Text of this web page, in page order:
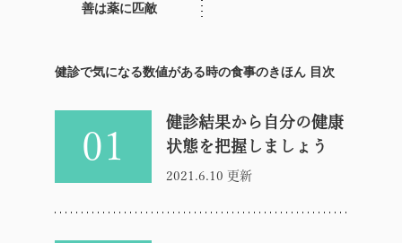
善は薬に匹敵
健診で気になる数値がある時の食事のきほん 目次
01
健診結果から自分の健康
状態を把握しましょう
2021.6.10 更新